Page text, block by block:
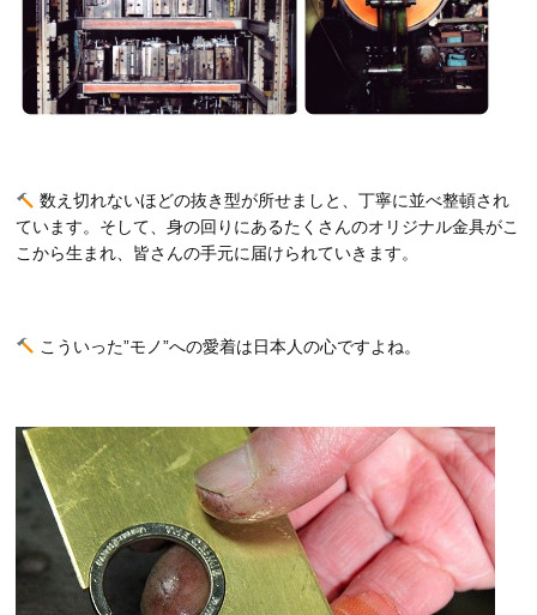
数え切れないほどの抜き型が所せましと、丁寧に並べ整頓され
ています。そして、身の回りにあるたくさんのオリジナル金具がこ
こから生まれ、皆さんの手元に届けられていきます。
こういった”モノ”への愛着は日本人の心ですよね。